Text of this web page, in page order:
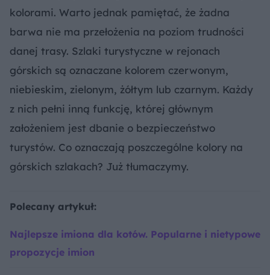
kolorami. Warto jednak pamiętać, że żadna
barwa nie ma przełożenia na poziom trudności
danej trasy. Szlaki turystyczne w rejonach
górskich są oznaczane kolorem czerwonym,
niebieskim, zielonym, żółtym lub czarnym. Każdy
z nich pełni inną funkcję, której głównym
założeniem jest dbanie o bezpieczeństwo
turystów. Co oznaczają poszczególne kolory na
górskich szlakach? Już tłumaczymy.
Polecany artykuł:
Najlepsze imiona dla kotów. Popularne i nietypowe
propozycje imion